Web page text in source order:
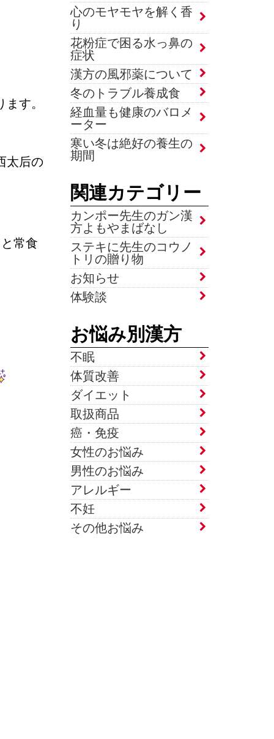
す。
太后の
常食
心のモヤモヤを解く香
り
花粉症で困る水っ鼻の
症状
漢方の風邪薬について
冬のトラブル養成食
経血量も健康のバロメ
ーター
寒い冬は絶好の養生の
期間
関連カテゴリー
カンポー先生のガン漢
方よもやまばなし
ステキに先生のコウノ
トリの贈り物
お知らせ
体験談
お悩み別漢方
不眠
体質改善
ダイエット
取扱商品
癌・免疫
女性のお悩み
男性のお悩み
アレルギー
不妊
その他お悩み